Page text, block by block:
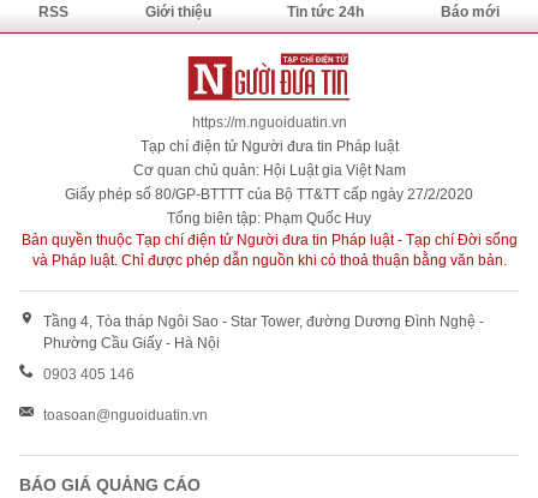
RSS Giới thiệu Tin tức 24h Báo mới
https://m.nguoiduatin.vn
Tạp chí điện tử Người đưa tin Pháp luật
Cơ quan chủ quản: Hội Luật gia Việt Nam
Giấy phép số 80/GP-BTTTT của Bộ TT&TT cấp ngày 27/2/2020
Tổng biên tập: Phạm Quốc Huy
Bản quyền thuộc Tạp chí điện tử Người đưa tin Pháp luật - Tạp chí Đời sống
và Pháp luật. Chỉ được phép dẫn nguồn khi có thoả thuận bằng văn bản.
Tầng 4, Tòa tháp Ngôi Sao - Star Tower, đường Dương Đình Nghệ -
Phường Cầu Giấy - Hà Nội
0903 405 146
toasoan@nguoiduatin.vn
BÁO GIÁ QUẢNG CÁO